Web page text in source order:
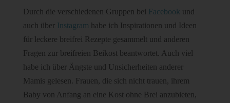
Durch die verschiedenen Gruppen bei Facebook und
auch über Instagram habe ich Inspirationen und Ideen
für leckere breifrei Rezepte gesammelt und anderen
Fragen zur breifreien Beikost beantwortet. Auch viel
habe ich über Ängste und Unsicherheiten anderer
Mamis gelesen. Frauen, die sich nicht trauen, ihrem
Baby von Anfang an eine Kost ohne Brei anzubieten,